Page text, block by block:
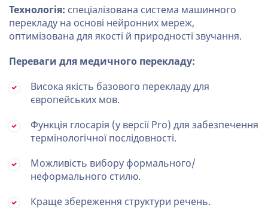
Технологія: спеціалізована система машинного
перекладу на основі нейронних мереж,
оптимізована для якості й природності звучання.
Переваги для медичного перекладу:
Висока якість базового перекладу для
європейських мов.
Функція глосарія (у версії Pro) для забезпечення
термінологічної послідовності.
Можливість вибору формального/
неформального стилю.
Краще збереження структури речень.